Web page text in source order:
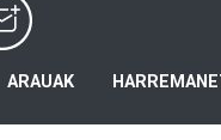
ARAUAK